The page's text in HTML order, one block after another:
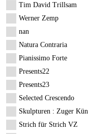
Tim David Trillsam
Werner Zemp
nan
Natura Contraria
Pianissimo Forte
Presents22
Presents23
Selected Crescendo
Skulpturen : Zuger
Strich für Strich VZ